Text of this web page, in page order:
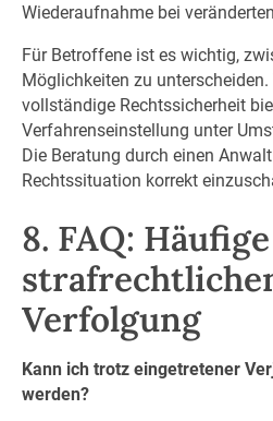
Wiederaufnahme bei
Für Betroffene ist es wichtig,
Möglichkeiten zu
vollständige Rechtssicherheit
Verfahrenseinstellung unter
Die Beratung durch einen
Rechtssituation korrekt
8. FAQ:
Verfolgung
Kann ich trotz eingetretener
werden?